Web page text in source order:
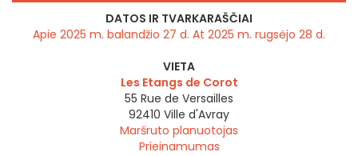
DATOS IR TVARKARAŠČIAI
Apie 2025 m. balandžio 27 d. At 2025 m. rugsėjo 28 d.
VIETA
Les Etangs de Corot
55 Rue de Versailles
92410 Ville d'Avray
Maršruto planuotojas
Prieinamumas